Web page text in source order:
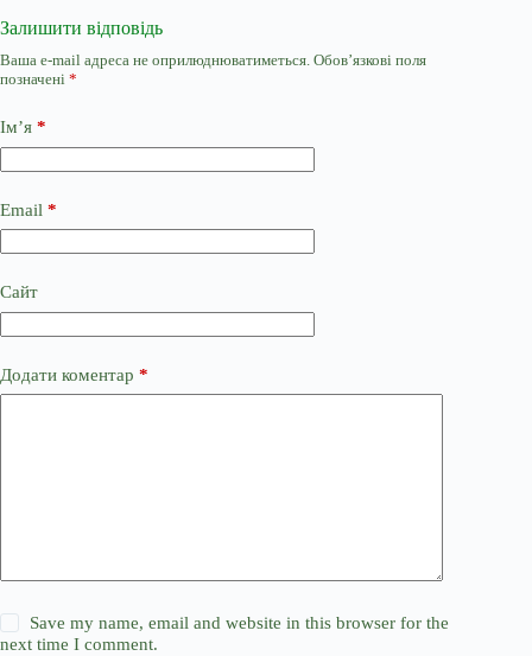
Залишити відповідь
Ваша e-mail адреса не оприлюднюватиметься. Обов’язкові поля
позначені *
Ім’я *
Email *
Сайт
Додати коментар *
Save my name, email and website in this browser for the
next time I comment.